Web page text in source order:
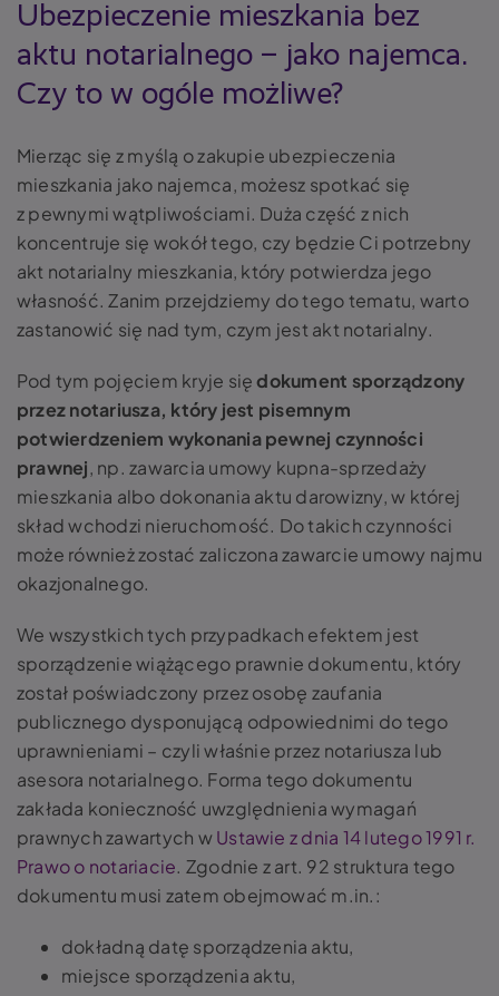
Ubezpieczenie mieszkania bez
aktu notarialnego – jako najemca.
Czy to w ogóle możliwe?
Mierząc się z myślą o zakupie ubezpieczenia
mieszkania jako najemca, możesz spotkać się
z pewnymi wątpliwościami. Duża część z nich
koncentruje się wokół tego, czy będzie Ci potrzebny
akt notarialny mieszkania, który potwierdza jego
własność. Zanim przejdziemy do tego tematu, warto
zastanowić się nad tym, czym jest akt notarialny.
Pod tym pojęciem kryje siędokument sporządzony
przez notariusza, który jest pisemnym
potwierdzeniem wykonania pewnej czynności
prawnej, np. zawarcia umowy kupna-sprzedaży
mieszkania albo dokonania aktu darowizny, w której
skład wchodzi nieruchomość. Do takich czynności
może również zostać zaliczona zawarcie umowy najmu
okazjonalnego.
We wszystkich tych przypadkach efektem jest
sporządzenie wiążącego prawnie dokumentu, który
został poświadczony przez osobę zaufania
publicznego dysponującą odpowiednimi do tego
uprawnieniami – czyli właśnie przez notariusza lub
asesora notarialnego. Forma tego dokumentu
zakłada konieczność uwzględnienia wymagań
prawnych zawartych wUstawie z dnia 14 lutego 1991 r.
Prawo o notariacie. Zgodnie z art. 92 struktura tego
dokumentu musi zatem obejmować m.in.:
dokładną datę sporządzenia aktu,
miejsce sporządzenia aktu,